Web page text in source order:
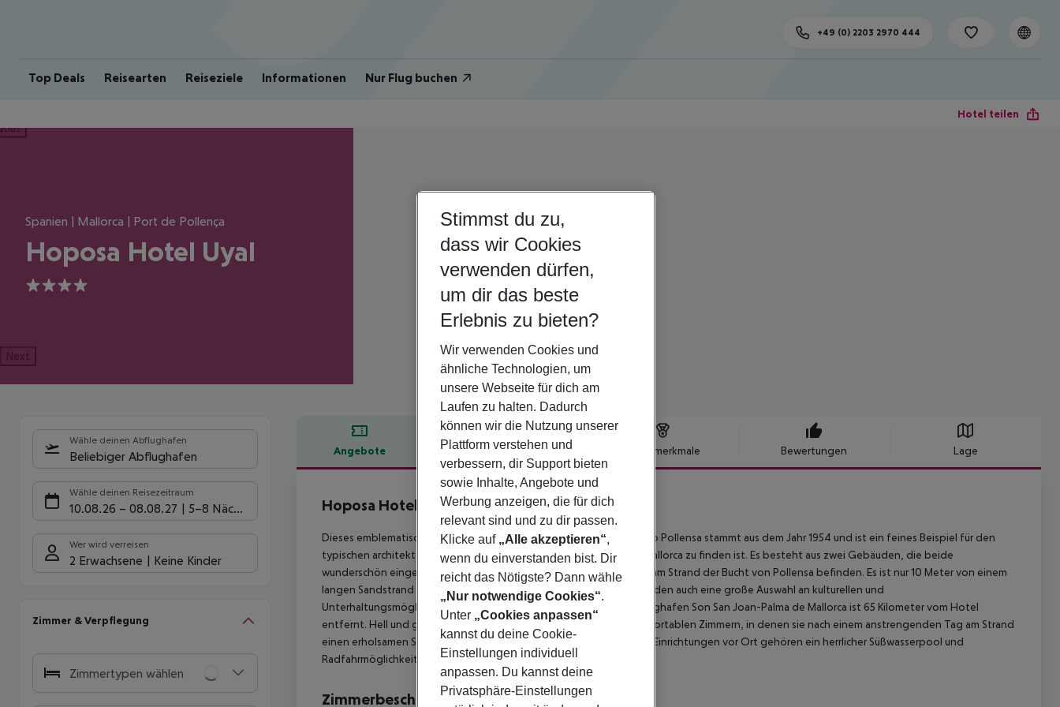
Top Deals Reisearten Reiseziele Informationen Nur Flug buchen
+49 (0) 2203 2970 444
Hotel teilen
Spanien | Mallorca | Port de Pollença
Hoposa Hotel Uyal
4
Next
Wähle deinen Abflughafen
Beliebiger Abflughafen
Wähle deinen Reisezeitraum
10.08.26 – 08.08.27 5-8 Nächte
Wer wird verreisen
2 Erwachsene Keine Kinder
Zimmer & Verpflegung
Zimmertypen wählen
Angebote Hotelbeschreibung Hotelmerkmale Bewertungen Lage
Hotelbeschreibung
Hoposa Hotel Uyal
4
Dieses emblematische Hotel in der pulsierenden Gegend von Puerto Pollensa stammt aus dem Jahr 1954 und ist ein feines Beispiel für den
typischen architektonischen Stil, der auf der wunderschönen Insel Mallorca zu finden ist. Es besteht aus zwei Gebäuden, die beide
wunderschön eingerichtet sind und sich in privilegierter Lage direkt am Strand der Bucht von Pollensa befinden. Es ist nur 10 Meter von einem
langen Sandstrand direkt vor dem Hotel entfernt, und die Gäste finden auch eine große Auswahl an kulturellen und
Unterhaltungsmöglichkeiten, nur wenige Kilometer entfernt. Der Flughafen Son San Joan-Palma de Mallorca ist 65 Kilometer vom Hotel
entfernt. Hell und geräumig, finden die Gäste eine Auswahl an komfortablen Zimmern, in denen sie nach einem anstrengenden Tag am Strand
einen erholsamen Schlaf genießen können. Zu den hervorragenden Einrichtungen vor Ort gehören ein herrlicher Süßwasserpool und
Radfahrmöglichkeiten, ideal für Sportbegeisterte.
Zimmerbeschreibung
Stimmst du zu,
dass wir Cookies
verwenden dürfen,
um dir das beste
Erlebnis zu bieten?
Wir verwenden Cookies und
ähnliche Technologien, um
unsere Webseite für dich am
Laufen zu halten. Dadurch
können wir die Nutzung unserer
Plattform verstehen und
verbessern, dir Support bieten
sowie Inhalte, Angebote und
Werbung anzeigen, die für dich
relevant sind und zu dir passen.
Klicke auf „Alle akzeptieren“,
wenn du einverstanden bist. Dir
reicht das Nötigste? Dann wähle
„Nur notwendige Cookies“.
Unter „Cookies anpassen“
kannst du deine Cookie-
Einstellungen individuell
anpassen. Du kannst deine
Privatsphäre-Einstellungen